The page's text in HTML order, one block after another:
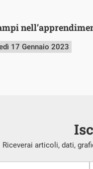
17 Gennaio 2023
Riceverai articoli, dati,